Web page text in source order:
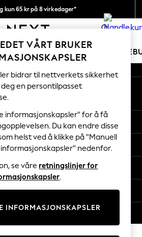
kun 65 kr på 8 virkedager*
betaler alle tollavgifter 0
BABY KVINNER MENN
& Short Sets
Hoodies
sosiale nettverk
VÅRT BRUKER
bidrar til nettverkets sikkerhet
en persontilpasset
informasjonskapsler" for å få
Du kan endre disse
helst ved å klikke på "Manuell
nedenfor.
se våre retningslinjer for
.
INFORMASJONSKAPSLER